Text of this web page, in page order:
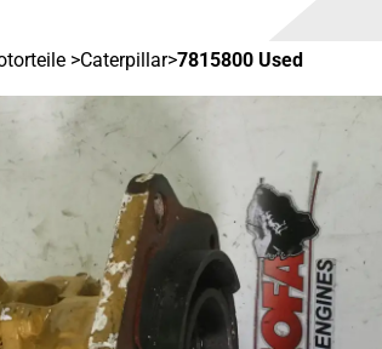
>Caterpillar>7815800 Used